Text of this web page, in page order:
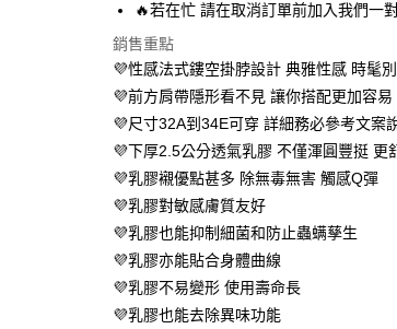
１．簡單：不需註冊會員、不需綁卡、不需儲
３．安心：先確認商品／服務後，再付款。
【「AFTEE先享後付」結帳流程】
付」結帳頁面，進行簡訊認證並確認金額後，即
２．訂單成立數日內，您將收到繳費通知簡訊。
３．收到繳費通知簡訊後14天內，點擊此簡訊
／ATM／網路銀行／等多元方式進行付款，方
※ 請注意：結帳手續完成當下不需立刻繳費，
絡購買商品的店家。未經商家同意取消之訂單
※ 交易是否成功請以「AFTEE先享後付 」之結
是否繳費成功／繳費後需取消欲退款等相關疑
付客戶支援中心」https://
運送方式
全家 取貨付款約3～4天到貨
每筆NT$80，滿NT$799(含以上)免運費
付款後全家取貨
每筆NT$80，滿NT$799(含以上)免運費
每筆NT$80，滿NT$799(含以上)免運費
付款後萊爾富取貨
每筆NT$80，滿NT$799(含以上)免運費
🔥若在忙 請在取消訂單前加入我們一
銷售重點
💜性感法式鏤空掛脖設計 典雅性感 時髦
💜前方肩帶隱形看不見 讓你搭配更加容易
💜尺寸32A到34E可穿 詳細務必參考文案
💜下厚2.5公分透氣乳膠 不僅渾圓豐挺 更
💜乳膠襯優點甚多 除無毒無害 觸感Q彈
💜乳膠對敏感膚質友好
💜乳膠也能抑制細菌和防止蟲螨孳生
💜乳膠亦能貼合身體曲線
💜乳膠不易變形 使用壽命長
💜乳膠也能去除異味功能